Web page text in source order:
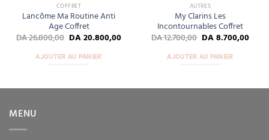
COFFRET
Lancôme Ma Routine Anti
Age Coffret
DA26.800,00 DA20.800,00
AJOUTER AU PANIER
AUTRES
My Clarins Les
Incontournables Coffret
DA12.700,00 DA8.700,00
AJOUTER AU PANIER
MENU